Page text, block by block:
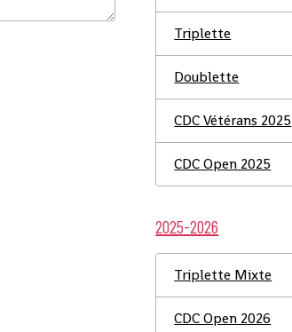
Triplette
Doublette
CDC Vétérans 2025
CDC Open 2025
2025-2026
Triplette Mixte
CDC Open 2026